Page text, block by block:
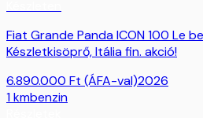
Fiat Grande Panda ICON 100 Le
Készletkisöprő, Itália fin. akció!
6.890.000 Ft (ÁFA-val)2026
1kmbenzin